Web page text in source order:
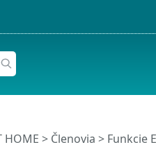
HOME > Členovia > Funkcie